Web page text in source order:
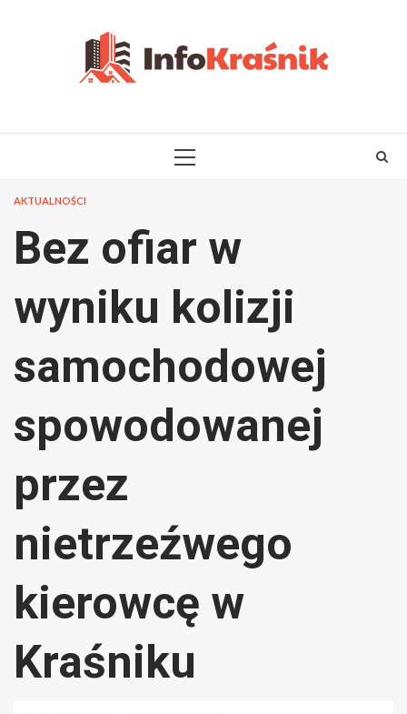
PRIMARY
AKTUALNOŚCI
Bez ofiar w
wyniku kolizji
samochodowej
spowodowanej
przez
nietrzeźwego
kierowcę w
Kraśniku